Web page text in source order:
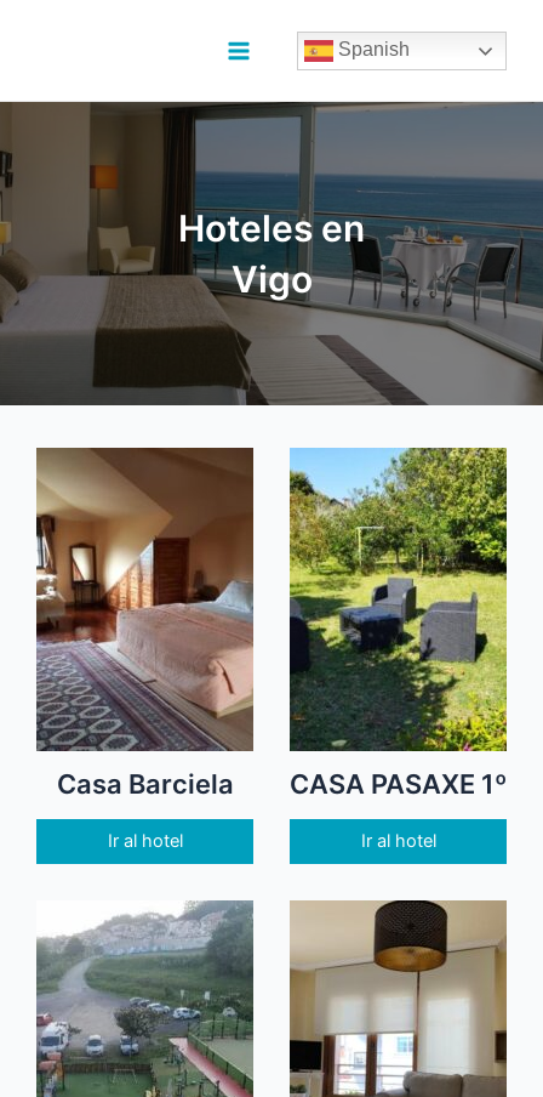
Menu
Spanish
Hoteles en
Vigo
Casa Barciela
Ir al hotel
CASA PASAXE 1º
Ir al hotel